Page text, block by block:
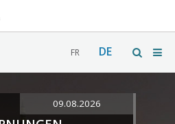
FR DE
09.08.2026